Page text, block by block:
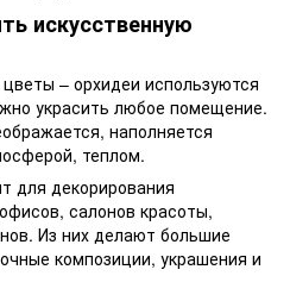
искусственную
– орхидеи используются
украсить любое помещение.
наполняется
теплом.
для декорирования
салонов красоты,
Из них делают большие
композиции, украшения и